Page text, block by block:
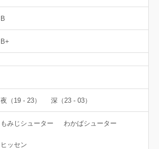
B
B+
夜（19 - 23） 深（23 - 03）
もみじシューター わかばシューター
ヒッセン